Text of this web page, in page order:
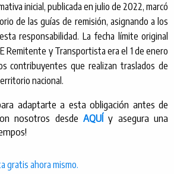
inicial, publicada en julio de 2022, marcó
de las guías de remisión, asignando a los
responsabilidad. La fecha límite original
Remitente y Transportista era el 1 de enero
contribuyentes que realizan traslados de
nacional.
adaptarte a esta obligación antes de
nosotros desde AQUÍy asegura una
gratis ahora mismo.